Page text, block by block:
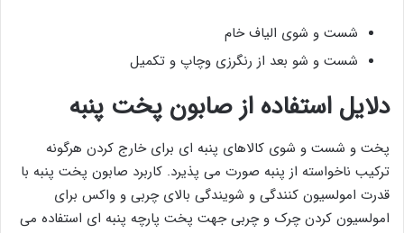
شست و شوی الیاف خام
شست و شو بعد از رنگرزی وچاپ و تکمیل
دلایل استفاده از صابون پخت پنبه
پخت و شست و شوی کالاهای پنبه ای برای خارج کردن هرگونه
ترکیب ناخواسته از پنبه صورت می پذیرد. کاربرد صابون پخت پنبه با
قدرت امولسیون کنندگی و شویندگی بالای چربی و واکس برای
امولسیون کردن چرک و چربی جهت پخت پارچه پنبه ای استفاده می